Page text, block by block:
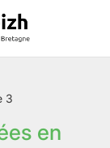
3
en